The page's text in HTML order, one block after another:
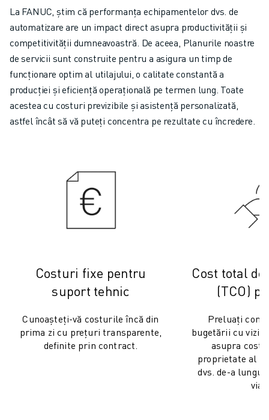
SOLUȚII SMART FACTORY
SOLUȚII SMART FACTORY DE CREȘTEREA EFICIENȚEI PRODUCȚIEI
ÎNREGISTRARE PRODUS » FANUC PORTAL
STUDII DE CAZ
SOLUȚII
INDUSTRII
TOATE INDUSTRIILE
AERONAUTICĂ
ALIMENTE ȘI BĂUTURI
INDUSTRIE MEDICALĂ
DEPOZITARE, LOGISTICĂ, SERVICII POȘTALE
PRELUCRARE ÎN 5 AXE
SUDARE CU ARC
RECTIFICARE CNC
FREZARE CNC
STRUNJIRE CNC
La FANUC, știm că performanța echipamentelor dvs. de
automatizare are un impact direct asupra productivității și
competitivității dumneavoastră. De aceea, Planurile noastre
de servicii sunt construite pentru a asigura un timp de
funcționare optim al utilajului, o calitate constantă a
producției și eficiență operațională pe termen lung. Toate
acestea cu costuri previzibile și asistență personalizată,
astfel încât să vă puteți concentra pe rezultate cu încredere.
Costuri fixe pentru
suport tehnic
Cunoașteți-vă costurile încă din
prima zi cu prețuri transparente,
definite prin contract.
Cost total
(TCO)
Preluați
bugetării cu
asupra
proprietate al
dvs. de-a